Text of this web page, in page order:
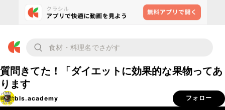
質問きてた！「ダイエットに効果的な果物ってあ
ります
bls.academy フォロー